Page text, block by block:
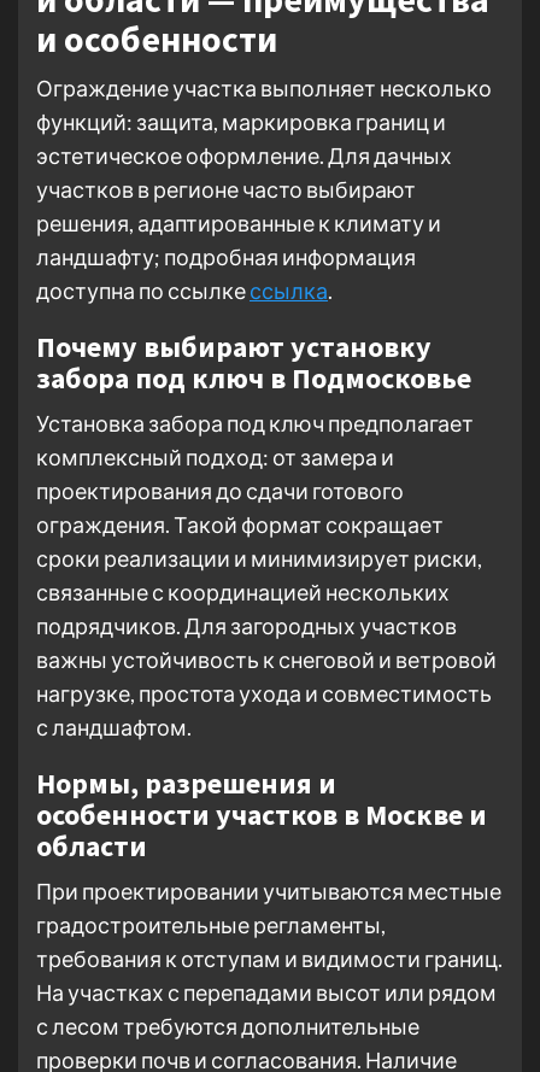
и особенности
Ограждение участка выполняет несколько
функций: защита, маркировка границ и
эстетическое оформление. Для дачных
участков в регионе часто выбирают
решения, адаптированные к климату и
ландшафту; подробная информация
доступна по ссылкессылка.
Почему выбирают установку
забора под ключ в Подмосковье
Установка забора под ключ предполагает
комплексный подход: от замера и
проектирования до сдачи готового
ограждения. Такой формат сокращает
сроки реализации и минимизирует риски,
связанные с координацией нескольких
подрядчиков. Для загородных участков
важны устойчивость к снеговой и ветровой
нагрузке, простота ухода и совместимость
с ландшафтом.
Нормы, разрешения и
особенности участков в Москве и
области
При проектировании учитываются местные
градостроительные регламенты,
требования к отступам и видимости границ.
На участках с перепадами высот или рядом
с лесом требуются дополнительные
проверки почв и согласования. Наличие